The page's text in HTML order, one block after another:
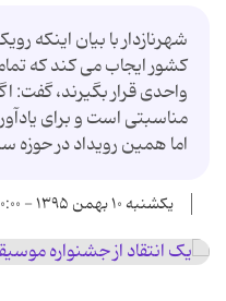
شهرنازدار با بیان اینکه
کشور ایجاب می کند که
واحدی قرار بگیرند،
مناسبتی است و برای
اما همین رویداد در حوزه
یکشنبه ۱۰ بهمن ۱۳۹۵ - ۰۰:۰۰